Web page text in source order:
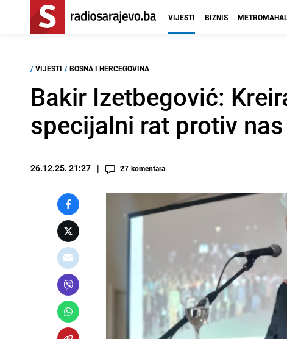
VIJESTI BIZNIS
/ VIJESTI / BOSNA I HERCEGOVINA
Bakir Izetbegović:
specijalni rat protiv nas
26.12.25. 21:27 27 komentara